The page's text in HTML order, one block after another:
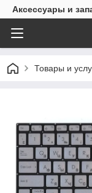
Аксессуары и
Товары и